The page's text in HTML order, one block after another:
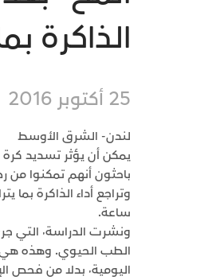
الذاكرة
25 أكتوبر 2016
لندن- الشرق الأوسط
ساعة.
الطب الحيوي. وهذه هي
اليومية٬ بدلا